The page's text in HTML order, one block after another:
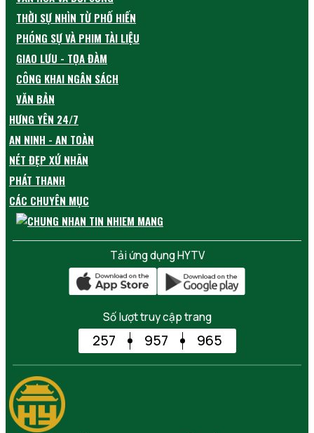
THỜI SỰ NHÌN TỪ PHỐ HIẾN
PHÓNG SỰ VÀ PHIM TÀI LIỆU
GIAO LƯU - TỌA ĐÀM
CÔNG KHAI NGÂN SÁCH
VĂN BẢN
HƯNG YÊN 24/7
AN NINH - AN TOÀN
NÉT ĐẸP XỨ NHÃN
PHÁT THANH
CÁC CHUYÊN MỤC
Tải ứng dụng HYTV
Số lượt truy cập trang
257 957 965